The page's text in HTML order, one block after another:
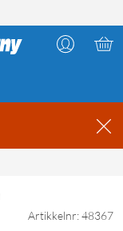
Artikkelnr: 48367